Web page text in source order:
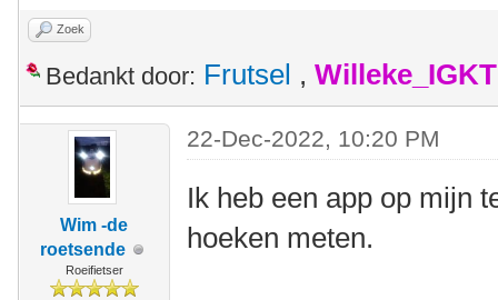
Zoek
Bedankt door: Frutsel , Willeke_IGKT
Wim -de
roetsende
Roeifietser
22-Dec-2022, 10:20 PM
Ik heb een app op mijn
hoeken meten.